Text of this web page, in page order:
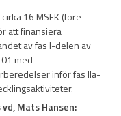
16 MSEK (före
att finansiera
av fas I-delen av
med
inför fas IIa-
Mats Hansen: